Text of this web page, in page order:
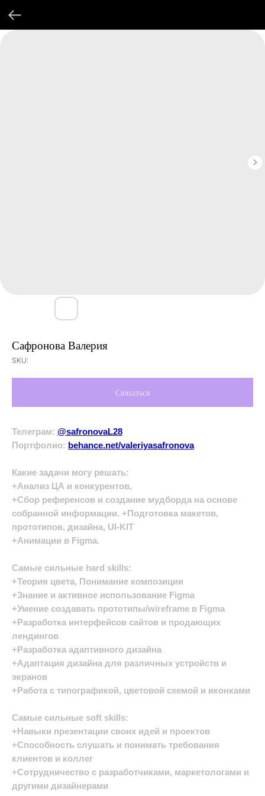
Сафронова Валерия
SKU:
Связаться
Телеграм: @safronovaL28
Портфолио: behance.net/valeriyasafronova
Какие задачи могу решать:
+Анализ ЦА и конкурентов,
+Сбор референсов и создание мудборда на основе
собранной информации. +Подготовка макетов,
прототипов, дизайна, UI-KIT
+Анимации в Figma.
Самые сильные hard skills:
+Теория цвета, Понимание композиции
+Знание и активное использование Figma
+Умение создавать прототипы/wireframe в Figma
+Разработка интерфейсов сайтов и продающих
лендингов
+Разработка адаптивного дизайна
+Адаптация дизайна для различных устройств и
экранов
+Работа с типографикой, цветовой схемой и иконками
Самые сильные soft skills:
+Навыки презентации своих идей и проектов
+Способность слушать и понимать требования
клиентов и коллег
+Сотрудничество с разработчиками, маркетологами и
другими дизайнерами